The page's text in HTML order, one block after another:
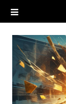
NDT
Blog về thị